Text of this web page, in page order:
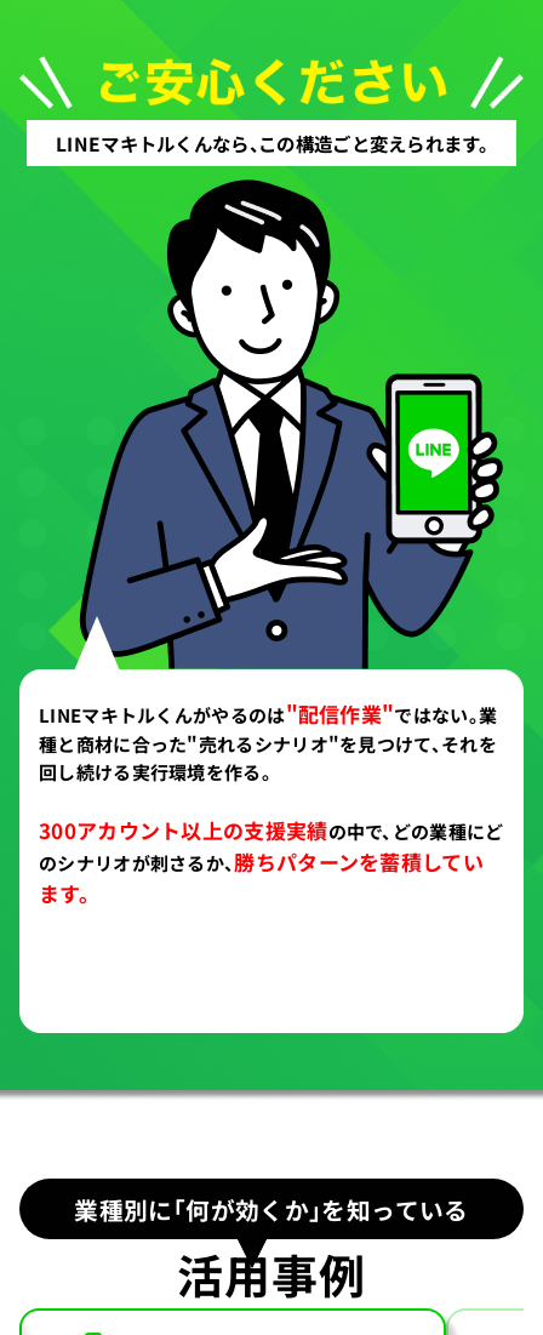
LINEマキトルくんなら、この構造ごと変えられます。
LINEマキトルくんがやるのは"配信作業"ではない。業
種と商材に合った"売れるシナリオ"を見つけて、それを
回し続ける実行環境を作る。
300アカウント以上の支援実績の中で、 どの業種にど
のシナリオが刺さるか、勝ちパターンを蓄積してい
ます。
業種別に「何が効くか」を知っている
活用事例